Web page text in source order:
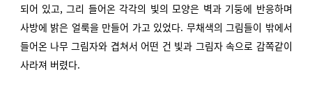
되어 있고, 그리 들어온 각각의 빛의 모양은 벽과 기둥에 반응하며
사방에 밝은 얼룩을 만들어 가고 있었다. 무채색의 그림들이 밖에서
들어온 나무 그림자와 겹쳐서 어떤 건 빛과 그림자 속으로 감쪽같이
사라져 버렸다.